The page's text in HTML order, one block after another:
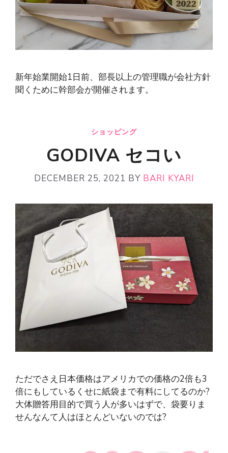
新年始業開始1日前、部長以上の管理職が会社方針
聞くために幹部会が開催されます。
ショッピング
GODIVA セコい
DECEMBER 25, 2021 BY BARI KYARI
ただでさえ日本価格はアメリカでの価格の2倍も3
倍にもしているくせに紙袋まで有料にしてるのか?
大体贈答用目的で買う人が多いはずで、袋要りま
せんなんて人はほとんどいないのでは?